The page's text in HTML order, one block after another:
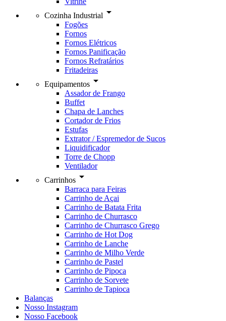
Cozinha Industrial arrow_drop_down
Fogões
Fornos
Fornos Elétricos
Fornos Panificação
Fornos Refratários
Fritadeiras
Equipamentos arrow_drop_down
Assador de Frango
Buffet
Chapa de Lanches
Cortador de Frios
Estufas
Extrator / Espremedor de Sucos
Liquidificador
Torre de Chopp
Ventilador
Carrinhos arrow_drop_down
Barraca para Feiras
Carrinho de Açai
Carrinho de Batata Frita
Carrinho de Churrasco
Carrinho de Churrasco Grego
Carrinho de Hot Dog
Carrinho de Lanche
Carrinho de Milho Verde
Carrinho de Pastel
Carrinho de Pipoca
Carrinho de Sorvete
Carrinho de Tapioca
Balanças
Nosso Instagram
Nosso Facebook